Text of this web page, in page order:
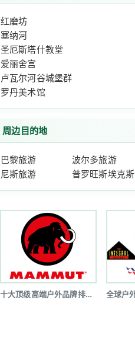
红磨坊
塞纳河
圣厄斯塔什教堂
爱丽舍宫
卢瓦尔河谷城堡群
罗丹美术馆
周边目的地
巴黎旅游 波尔多旅游
尼斯旅游
普罗旺斯埃克斯
十大顶级高端户外品牌排行榜